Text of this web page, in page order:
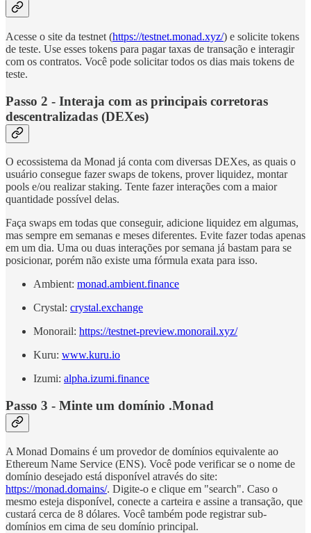
Acesse o site da testnet (https://testnet.monad.xyz/) e solicite tokens
de teste. Use esses tokens para pagar taxas de transação e interagir
com os contratos. Você pode solicitar todos os dias mais tokens de
teste.
Passo 2 - Interaja com as principais corretoras
descentralizadas (DEXes)
O ecossistema da Monad já conta com diversas DEXes, as quais o
usuário consegue fazer swaps de tokens, prover liquidez, montar
pools e/ou realizar staking. Tente fazer interações com a maior
quantidade possível delas.
Faça swaps em todas que conseguir, adicione liquidez em algumas,
mas sempre em semanas e meses diferentes. Evite fazer todas apenas
em um dia. Uma ou duas interações por semana já bastam para se
posicionar, porém não existe uma fórmula exata para isso.
Ambient: monad.ambient.finance
Crystal: crystal.exchange
Monorail: https://testnet-preview.monorail.xyz/
Kuru: www.kuru.io
Izumi: alpha.izumi.finance
Passo 3 - Minte um domínio .Monad
A Monad Domains é um provedor de domínios equivalente ao
Ethereum Name Service (ENS). Você pode verificar se o nome de
domínio desejado está disponível através do site:
https://monad.domains/. Digite-o e clique em "search". Caso o
mesmo esteja disponível, conecte a carteira e assine a transação, que
custará cerca de 8 dólares. Você também pode registrar sub-
domínios em cima de seu domínio principal.